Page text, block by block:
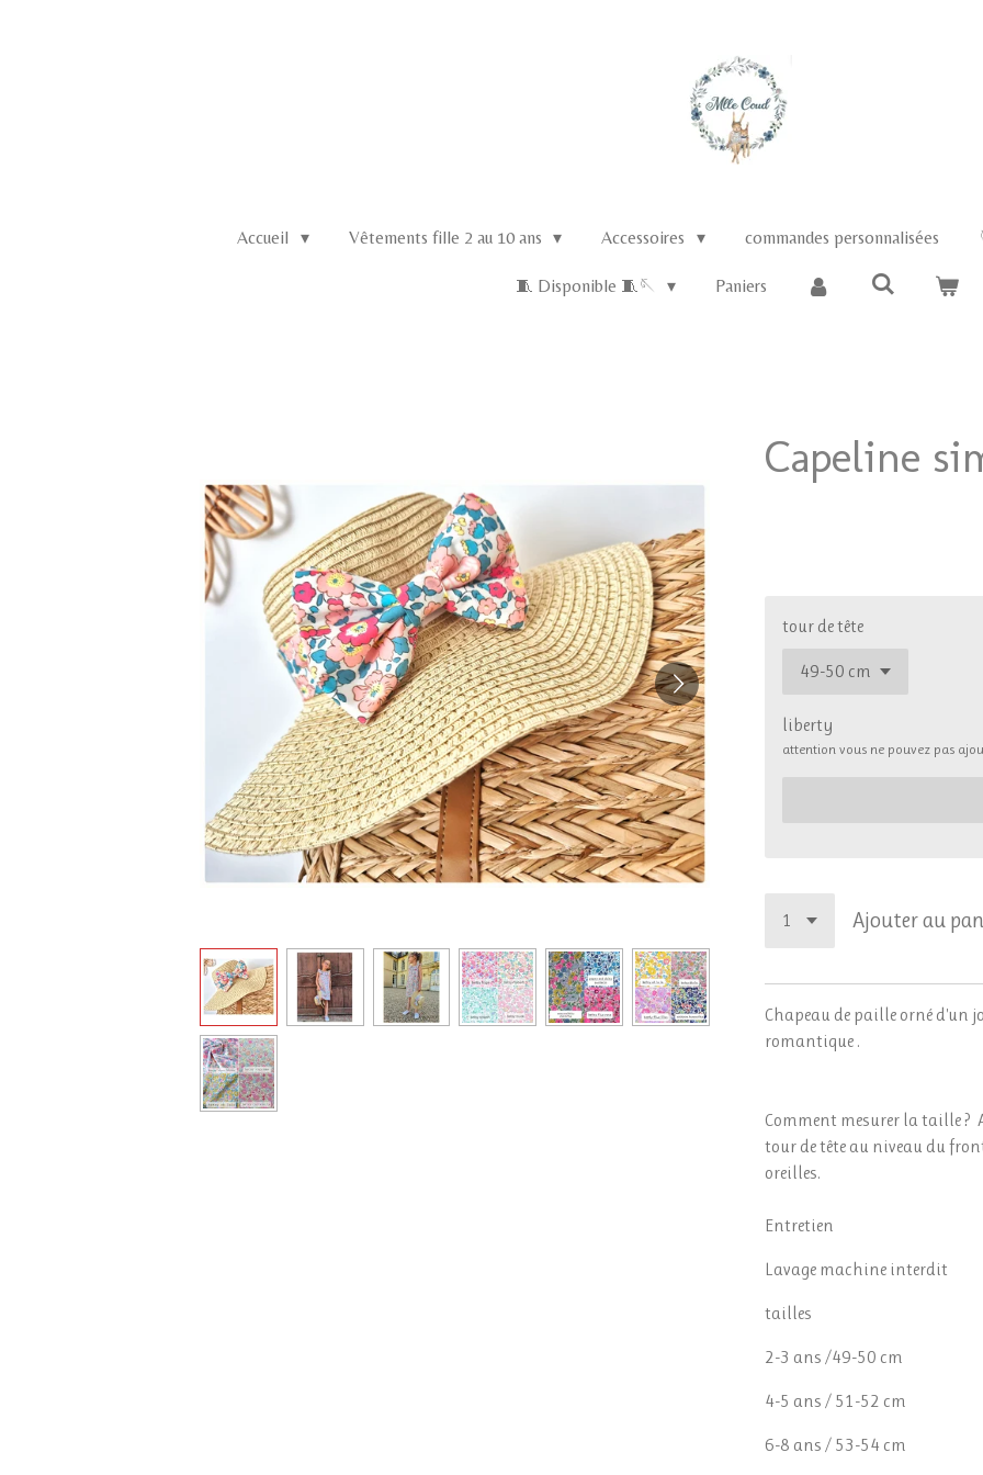
Accueil Vêtements fille 2 au 10 ans Accessoires commandes personnalisées
🧵 Disponible 🧵🪡 Paniers
Capeline
tour de tête
liberty
attention vous ne pouvez pas
Ajouter au
Chapeau de paille orné d'un
romantique .
Comment mesurer la taille ?
tour de tête au niveau du
oreilles.
Entretien
Lavage machine interdit
tailles
2-3 ans /49-50 cm
4-5 ans / 51-52 cm
6-8 ans / 53-54 cm